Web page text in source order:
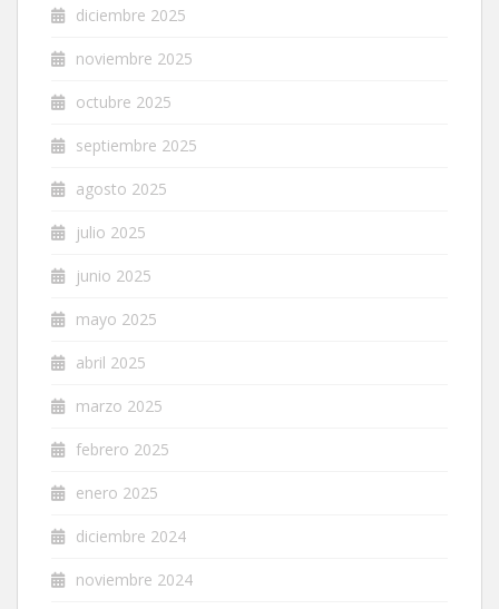
diciembre 2025
noviembre 2025
octubre 2025
septiembre 2025
agosto 2025
julio 2025
junio 2025
mayo 2025
abril 2025
marzo 2025
febrero 2025
enero 2025
diciembre 2024
noviembre 2024